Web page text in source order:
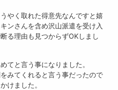
やく取れた得意先なんですと嬉
ンさんを含め沢山派遣を受け入
る理由も見つからずOKしまし
てと言う事になりました。
みてくれると言う事だったので
けました。